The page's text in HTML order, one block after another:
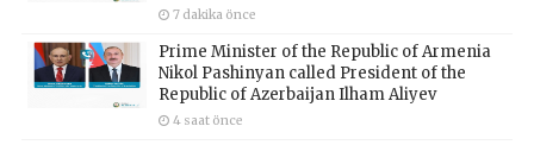
7 dakika önce
Prime Minister of the Republic of Armenia
Nikol Pashinyan called President of the
Republic of Azerbaijan Ilham Aliyev
4 saat önce